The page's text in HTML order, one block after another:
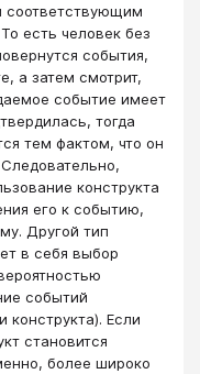
соответствующим
есть человек без
события,
а затем смотрит,
событие имеет
тогда
тем фактом, что он
конструкта
его к событию,
Другой тип
в себя выбор
событий
конструкта). Если
становится
более широко